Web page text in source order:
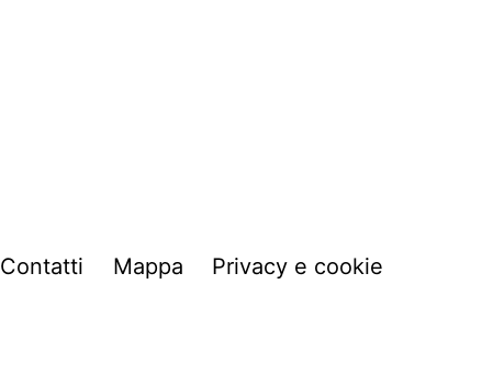
Contatti Mappa Privacy e cookie